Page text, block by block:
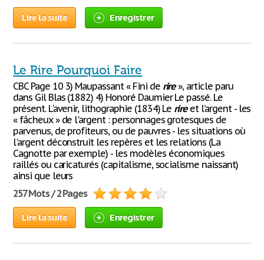
Lire la suite Enregistrer
Le Rire Pourquoi Faire
CBC Page 10 3) Maupassant « Fini de rire», article paru
dans Gil Blas (1882) 4) Honoré Daumier Le passé. Le
présent. L'avenir, lithographie (1834) Le rireet l’argent - les
« fâcheux » de l'argent : personnages grotesques de
parvenus, de profiteurs, ou de pauvres - les situations où
l'argent déconstruit les repères et les relations (La
Cagnotte par exemple) - les modèles économiques
raillés ou caricaturés (capitalisme, socialisme naissant)
ainsi que leurs
257 Mots / 2 Pages
Lire la suite Enregistrer